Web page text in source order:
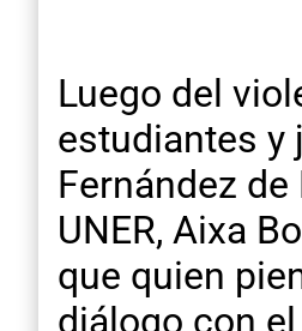
Luego del
estudiantes y
Fernández
UNER, Aixa
que quien
diálogo con